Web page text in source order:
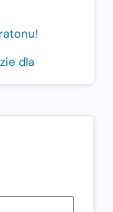
dla
dzień po